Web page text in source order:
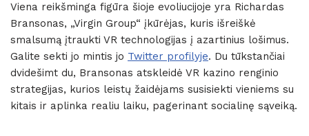
Viena reikšminga figūra šioje evoliucijoje yra Richardas
Bransonas, „Virgin Group“ įkūrėjas, kuris išreiškė
smalsumą įtraukti VR technologijas į azartinius lošimus.
Galite sekti jo mintis jo Twitter profilyje. Du tūkstančiai
dvidešimt du, Bransonas atskleidė VR kazino renginio
strategijas, kurios leistų žaidėjams susisiekti vieniems su
kitais ir aplinka realiu laiku, pagerinant socialinę sąveiką.